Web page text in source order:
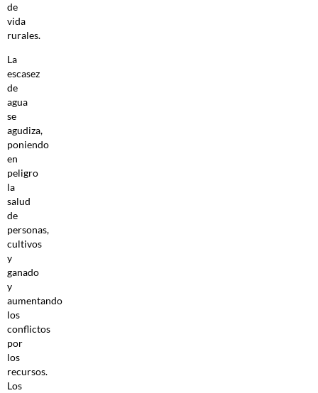
de
vida
rurales.
La
escasez
de
agua
se
agudiza,
poniendo
en
peligro
la
salud
de
personas,
cultivos
y
ganado
y
aumentando
los
conflictos
por
los
recursos.
Los